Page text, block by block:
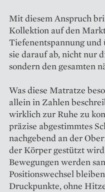
Mit diesem Anspruch
Kollektion auf den
Tiefenentspannung
sie darauf ab, nicht nur
sondern den gesamten
Was diese Matratze
allein in Zahlen
wirklich zur Ruhe zu
präzise abgestimmtes
nachgebend an der
der Körper gestützt
Bewegungen werden
Positionswechsel
Druckpunkte, ohne